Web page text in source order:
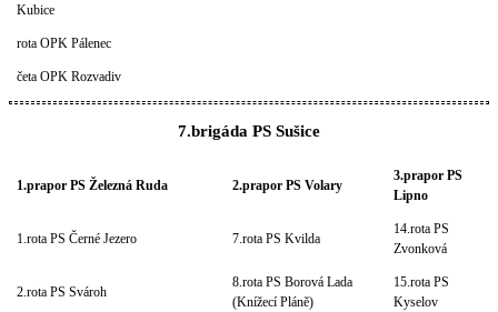
Kubice
rota OPK Pálenec
četa OPK Rozvadiv
7.brigáda PS Sušice
1.prapor PS Železná Ruda 2.prapor PS Volary
3.prapor PS
Lipno
1.rota PS Černé Jezero 7.rota PS Kvilda
14.rota PS
Zvonková
2.rota PS Svároh
8.rota PS Borová Lada
(Knížecí Pláně)
15.rota PS
Kyselov